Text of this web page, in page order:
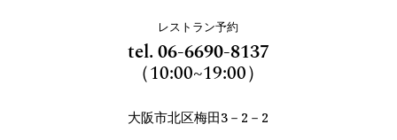
レストラン予約
tel.06-6690-8137
（10:00~19:00）
大阪市北区梅田3－2－2